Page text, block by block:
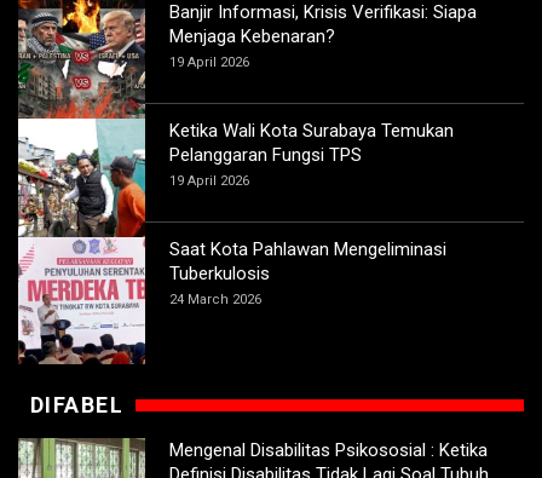
Banjir Informasi, Krisis Verifikasi: Siapa
Menjaga Kebenaran?
19 April 2026
Ketika Wali Kota Surabaya Temukan
Pelanggaran Fungsi TPS
19 April 2026
Saat Kota Pahlawan Mengeliminasi
Tuberkulosis
24 March 2026
DIFABEL
Mengenal Disabilitas Psikososial : Ketika